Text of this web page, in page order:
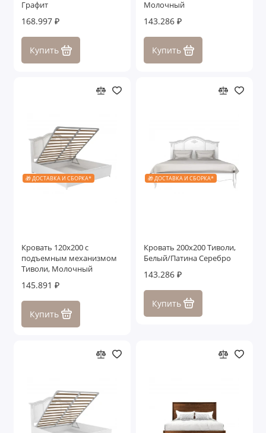
Графит
168.997 ₽
Купить
Молочный
143.286 ₽
Купить
🎁 ДОСТАВКА И СБОРКА*
Кровать 120x200 с
подъемным механизмом
Тиволи, Молочный
145.891 ₽
Купить
🎁 ДОСТАВКА И СБОРКА*
Кровать 200x200 Тиволи,
Белый/Патина Серебро
143.286 ₽
Купить